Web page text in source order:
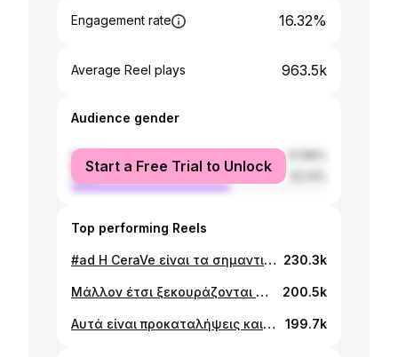
Engagement rate 16.32%
Average Reel plays 963.5k
Audience gender
female
male
Start a Free Trial to Unlock
Top performing Reels
#ad Η CeraVe είναι τα σημαντικά, τα άλλα είναι παλιοσίδερα @cerave #moisturiselikeaderm #ceravepartner #cerave #moisturisingcream #cerawards 230.3k
Μάλλον έτσι ξεκουράζονται οι μαμάδες #rodopaki #einaifasi #ad 200.5k
Αυτά είναι προκαταλήψεις και δεν έχουν καμία σχέση με την πραγματικότητα.. λογικά! #psilokatalaves #brokoloko #sketch #fake #situation 199.7k